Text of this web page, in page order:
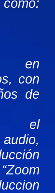
en
con
de
el